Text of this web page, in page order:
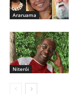
Araruama
Niterói